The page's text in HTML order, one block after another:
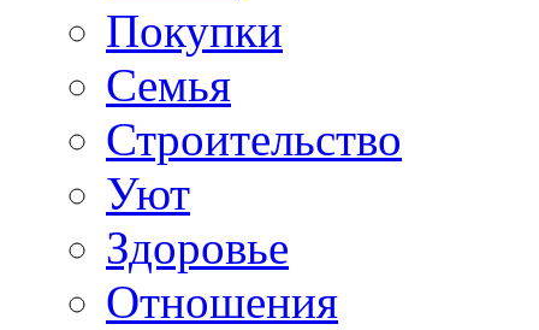
Покупки
Семья
Строительство
Уют
Здоровье
Отношения